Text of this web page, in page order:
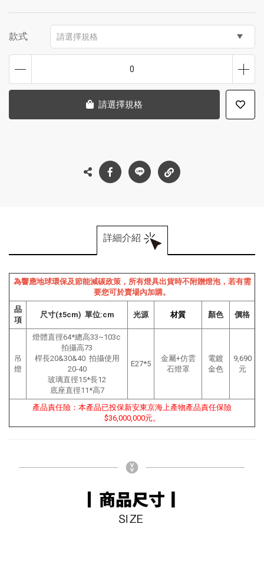
款式 請選擇規格
0
請選擇規格
詳細介紹
為響應地球環保及節能減碳政策，所有燈具出貨時不附贈燈泡，若有需
要您可於賣場內加購。
品
項
尺寸(±5cm) 單位:cm 光源 材質 顏色 價格
吊
燈
燈體直徑64*總高33~103c
拍攝高73
桿長20&30&40 拍攝使用
20-40
玻璃直徑15*長12
底座直徑11 *高7
E27*5
金屬+仿雲
石燈罩
電鍍
金色
9,690
元
產品責任險：本產品已投保新安東京海上產物產品責任保險
$36,000,000元。